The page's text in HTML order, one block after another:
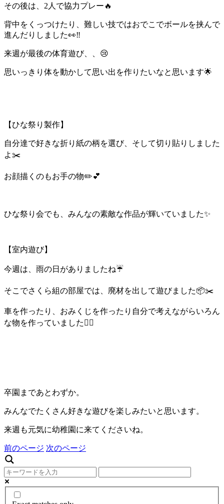
その後は、2人で協力プレー🔥
背中をくっつけたり、難しい技ではおでこでボールを挟んで
進んだりしました👀‼️
来週が最後の体育遊び、、😢
思いっきり体を動かして思い出を作りたいなと思います🌟
【ひな祭り製作】
自分達で好きな折り紙の柄を選び、そして切り貼りしました
よ✂️
お顔描くのもお手の物✏️💕
ひな祭り会でも、みんなの素敵な作品が輝いていました✨
【室内遊び】
今週は、雨の日がありましたね☔️
そこでさくら組の部屋では、廃材を出して遊びました📦✂️
車を作ったり、おみくじを作ったり自分で考えながらいろん
な物を作っていました👍🏻
卒園まであとわずか。
みんなでたくさん好きな遊びを楽しみたいと思います。
来週も元気に幼稚園に来てくださいね。
前のページ 次のページ